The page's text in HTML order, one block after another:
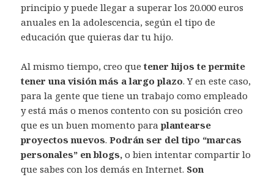
principio y puede llegar a superar los 20.000 euros
anuales en la adolescencia, según el tipo de
educación que quieras dar tu hijo.
Al mismo tiempo, creo quetener hijos te permite
tener una visión más a largo plazo. Y en este caso,
para la gente que tiene un trabajo como empleado
y está más o menos contento con su posición creo
que es un buen momento paraplantearse
proyectos nuevos.Podrán ser del tipo “marcas
personales” en blogs,o bien intentar compartir lo
que sabes con los demás en Internet. Son